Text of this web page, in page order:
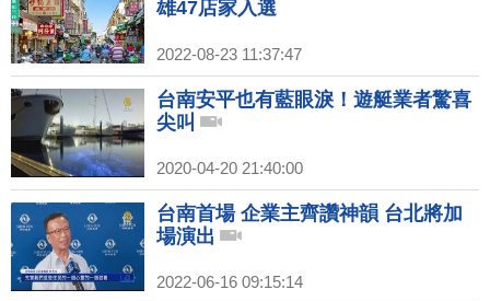
雄47店家入選
2022-08-23 11:37:47
台南安平也有藍眼淚！遊艇業者驚喜
尖叫
2020-04-20 21:40:00
台南首場 企業主齊讚神韻 台北將加
場演出
2022-06-16 09:15:14